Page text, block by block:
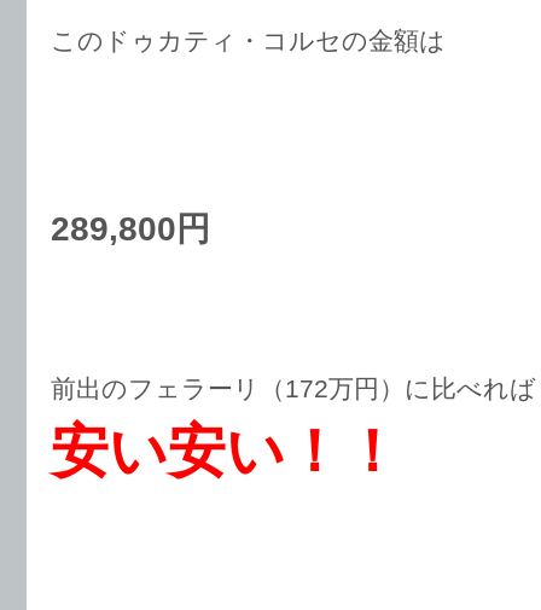
このドゥカティ・コルセの金額は
289,800円
前出のフェラーリ（172万円）に比べれば
安い安い！！